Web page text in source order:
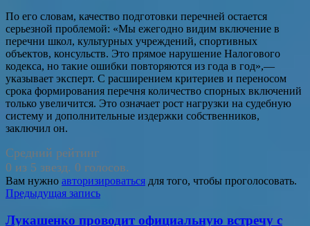
По его словам, качество подготовки перечней остается
серьезной проблемой: «Мы ежегодно видим включение в
перечни школ, культурных учреждений, спортивных
объектов, консульств. Это прямое нарушение Налогового
кодекса, но такие ошибки повторяются из года в год»,—
указывает эксперт. С расширением критериев и переносом
срока формирования перечня количество спорных включений
только увеличится. Это означает рост нагрузки на судебную
систему и дополнительные издержки собственников,
заключил он.
Средний рейтинг
0 из 5 звезд. 0 голосов.
Вам нужно авторизироваться для того, чтобы проголосовать.
Навигация
по
Предыдущая запись
Лукашенко проводит официальную встречу с